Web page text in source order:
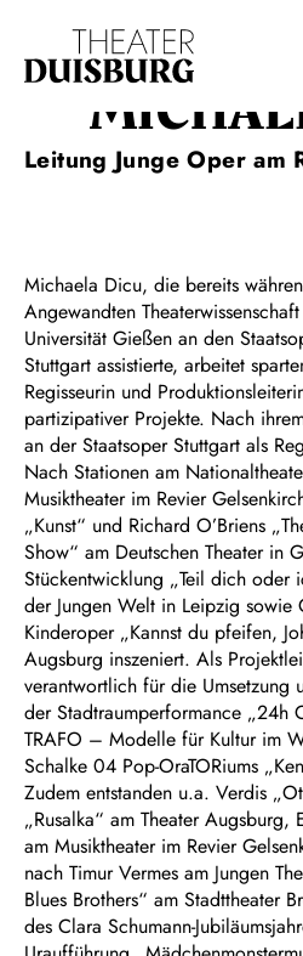
Zur Hauptnavigation springen
Zum Footer springen
Leitung Junge Oper am
Michaela Dicu, die bereits
Angewandten
Universität Gießen an den
Stuttgart assistierte, arbeitet
Regisseurin und
partizipativer Projekte. Nach
an der Staatsoper Stuttgart als
Nach Stationen am
Musiktheater im Revier
„Kunst“ und Richard O’Briens
Show“ am Deutschen Theater in
Stückentwicklung „Teil dich oder
der Jungen Welt in Leipzig sowie
Kinderoper „Kannst du pfeifen,
Augsburg inszeniert. Als
verantwortlich für die Umsetzung
der Stadtraumperformance „24h
TRAFO – Modelle für Kultur im
Schalke 04 Pop-OraTORiums
Zudem entstanden u.a. Verdis
„Rusalka“ am Theater Augsburg,
am Musiktheater im Revier
nach Timur Vermes am Jungen
Blues Brothers“ am Stadttheater
des Clara Schumann-